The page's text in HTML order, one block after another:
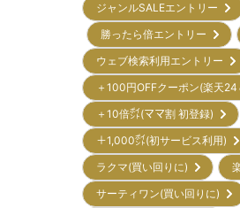
ジャンルSALEエントリー
勝ったら倍エントリー
ウェブ検索利用エントリー
＋100円OFFクーポン(楽天
＋10倍㌽(ママ割 初登録)
＋1,000㌽(初サービス利用)
ラクマ(買い回りに)
サーティワン(買い回りに)